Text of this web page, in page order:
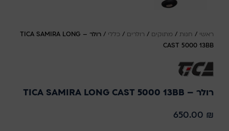
ראשי / חנות / מתוקים / רולרים / כללי /
רולר – TICA SAMIRA LONG
CAST 5000 13BB
רולר – TICA SAMIRA LONG CAST 5000 13BB
650.00 ₪